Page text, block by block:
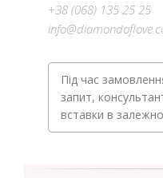
+38 (068) 135 25 25
Під час
запит,
вставки в